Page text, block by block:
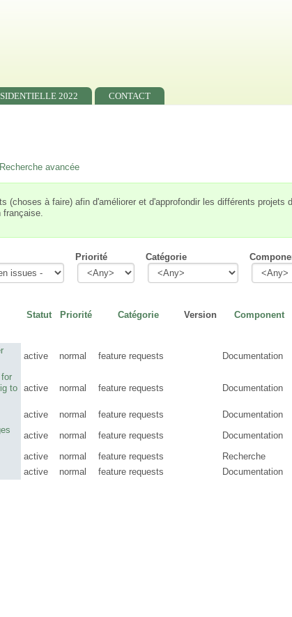
2022 CONTACT
Recherche avancée
(choses à faire) afin d'améliorer et d'approfondir les différents projets
française.
Priorité Catégorie
Statut Priorité Catégorie Version Component
active normal feature requests Documentation
to
active normal feature requests Documentation
active normal feature requests Documentation
active normal feature requests Documentation
active normal feature requests Recherche
active normal feature requests Documentation